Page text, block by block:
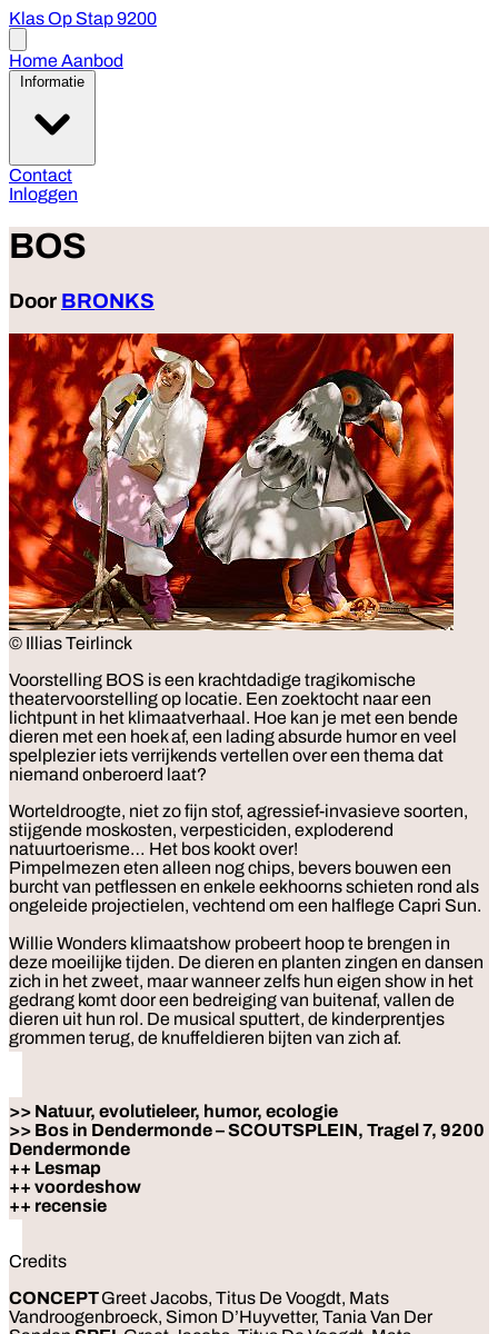
Klas Op Stap 9200
menu
HomeAanbod
Informatie
Contact
Inloggen
BOS
Door BRONKS
© Illias Teirlinck
Voorstelling BOS is een krachtdadige tragikomische
theatervoorstelling op locatie. Een zoektocht naar een
lichtpunt in het klimaatverhaal. Hoe kan je met een bende
dieren met een hoek af, een lading absurde humor en veel
spelplezier iets verrijkends vertellen over een thema dat
niemand onberoerd laat?
Worteldroogte, niet zo fijn stof, agressief-invasieve soorten,
stijgende moskosten, verpesticiden, exploderend
natuurtoerisme… Het bos kookt over!
Pimpelmezen eten alleen nog chips, bevers bouwen een
burcht van petflessen en enkele eekhoorns schieten rond als
ongeleide projectielen, vechtend om een halflege Capri Sun.
Willie Wonders klimaatshow probeert hoop te brengen in
deze moeilijke tijden. De dieren en planten zingen en dansen
zich in het zweet, maar wanneer zelfs hun eigen show in het
gedrang komt door een bedreiging van buitenaf, vallen de
dieren uit hun rol. De musical sputtert, de kinderprentjes
grommen terug, de knuffeldieren bijten van zich af.
>> Natuur, evolutieleer, humor, ecologie
>> Bos in Dendermonde – SCOUTSPLEIN, Tragel 7, 9200
Dendermonde
++ Lesmap
++ voordeshow
++ recensie
Credits
CONCEPTGreet Jacobs, Titus De Voogdt, Mats
Vandroogenbroeck, Simon D’Huyvetter, Tania Van Der